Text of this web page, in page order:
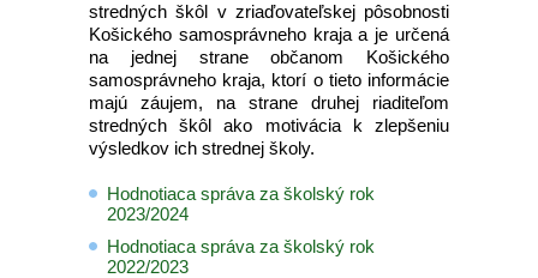
stredných škôl v zriaďovateľskej pôsobnosti
Košického samosprávneho kraja a je určená
na jednej strane občanom Košického
samosprávneho kraja, ktorí o tieto informácie
majú záujem, na strane druhej riaditeľom
stredných škôl ako motivácia k zlepšeniu
výsledkov ich strednej školy.
Hodnotiaca správa za školský rok
2023/2024
Hodnotiaca správa za školský rok
2022/2023